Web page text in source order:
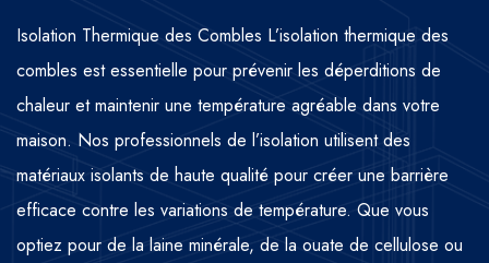
Isolation Thermique des Combles L’isolation thermique des
combles est essentielle pour prévenir les déperditions de
chaleur et maintenir une température agréable dans votre
maison. Nos professionnels de l’isolation utilisent des
matériaux isolants de haute qualité pour créer une barrière
efficace contre les variations de température. Que vous
optiez pour de la laine minérale, de la ouate de cellulose ou